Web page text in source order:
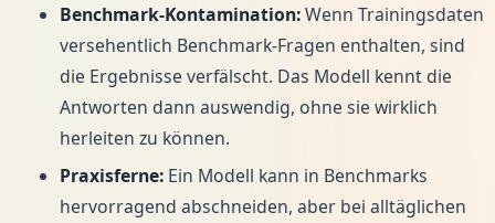
Benchmark-Kontamination:Wenn Trainingsdaten
versehentlich Benchmark-Fragen enthalten, sind
die Ergebnisse verfälscht. Das Modell kennt die
Antworten dann auswendig, ohne sie wirklich
herleiten zu können.
Praxisferne:Ein Modell kann in Benchmarks
hervorragend abschneiden, aber bei alltäglichen